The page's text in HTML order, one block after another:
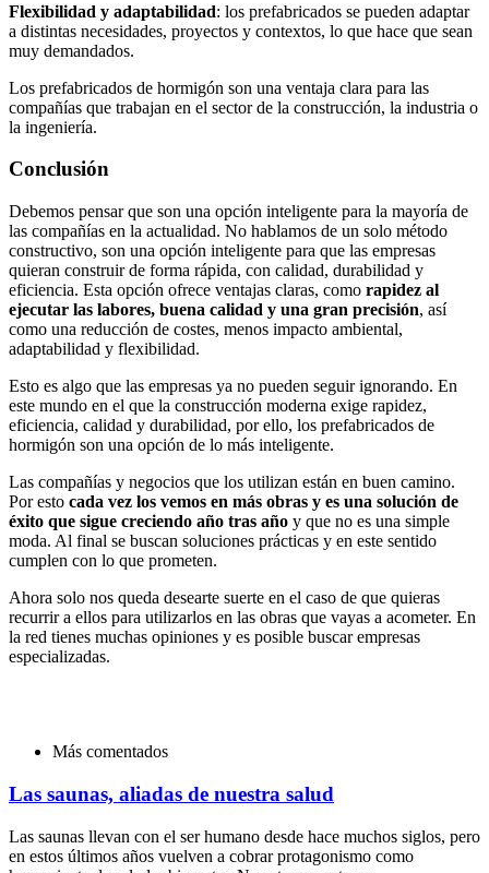
Flexibilidad y adaptabilidad: los prefabricados se pueden adaptar
a distintas necesidades, proyectos y contextos, lo que hace que sean
muy demandados.
Los prefabricados de hormigón son una ventaja clara para las
compañías que trabajan en el sector de la construcción, la industria o
la ingeniería.
Conclusión
Debemos pensar que son una opción inteligente para la mayoría de
las compañías en la actualidad. No hablamos de un solo método
constructivo, son una opción inteligente para que las empresas
quieran construir de forma rápida, con calidad, durabilidad y
eficiencia. Esta opción ofrece ventajas claras, como rapidez al
ejecutar las labores, buena calidad y una gran precisión, así
como una reducción de costes, menos impacto ambiental,
adaptabilidad y flexibilidad.
Esto es algo que las empresas ya no pueden seguir ignorando. En
este mundo en el que la construcción moderna exige rapidez,
eficiencia, calidad y durabilidad, por ello, los prefabricados de
hormigón son una opción de lo más inteligente.
Las compañías y negocios que los utilizan están en buen camino.
Por esto cada vez los vemos en más obras y es una solución de
éxito que sigue creciendo año tras año y que no es una simple
moda. Al final se buscan soluciones prácticas y en este sentido
cumplen con lo que prometen.
Ahora solo nos queda desearte suerte en el caso de que quieras
recurrir a ellos para utilizarlos en las obras que vayas a acometer. En
la red tienes muchas opiniones y es posible buscar empresas
especializadas.
Más comentados
Las saunas, aliadas de nuestra salud
Las saunas llevan con el ser humano desde hace muchos siglos, pero
en estos últimos años vuelven a cobrar protagonismo como